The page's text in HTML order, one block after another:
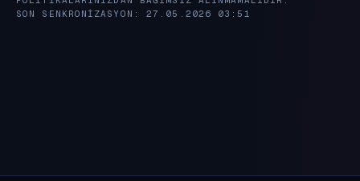
SON SENKRONIZASYON: 27.05.2026 03:51